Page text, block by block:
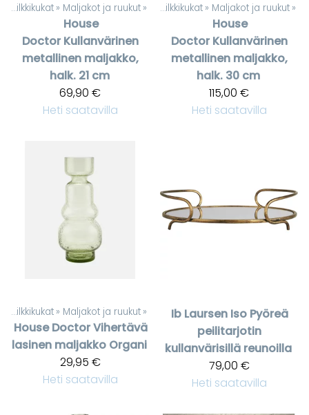
Silkkikukat ‪» Maljakot ja ruukut ‪»
House
Doctor Kullanvärinen
metallinen maljakko,
halk. 21 cm
69,90 €
Heti saatavilla
Tuotteet Silkkikukat ‪» Maljakot ja ruukut ‪»
House
Doctor Kullanvärinen
metallinen maljakko,
halk. 30 cm
115,00 €
Heti saatavilla
Silkkikukat ‪» Maljakot ja ruukut ‪»
House DoctorVihertävä
lasinen maljakko Organi
29,95 €
Heti saatavilla
Ib Laursen Iso Pyöreä
peilitarjotin
kullanvärisillä reunoilla
79,00 €
Heti saatavilla